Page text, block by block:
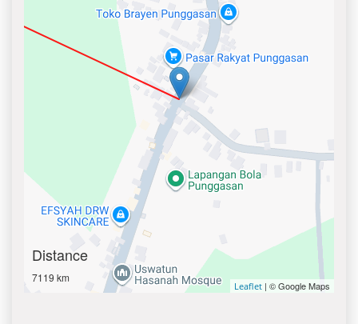
Distance
7119 km
Leaflet | © Google Maps